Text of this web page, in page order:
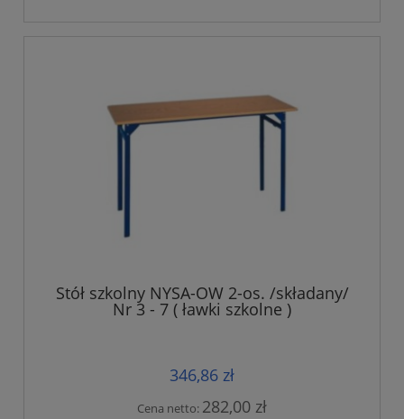
Stół szkolny NYSA-OW 2-os. /składany/
Nr 3 - 7 ( ławki szkolne )
346,86 zł
Cena netto: 282,00 zł